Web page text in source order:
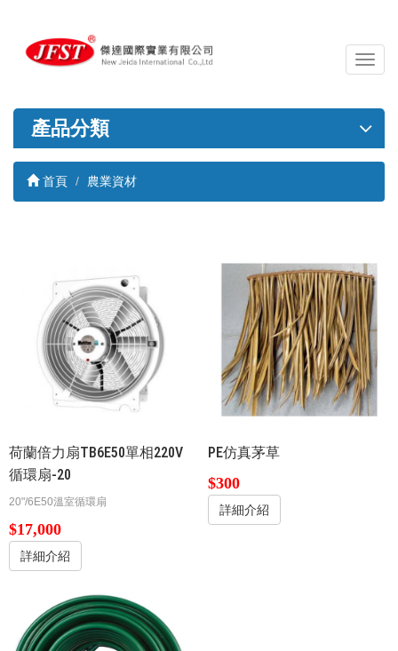
導
覽
關
產品分類
首頁 農業資材
荷蘭倍力扇TB6E50單相220V
循環扇-20
20"/6E50溫室循環扇
$17,000
詳細介紹
PE仿真茅草
$300
詳細介紹